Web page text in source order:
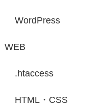
WordPress
WEB
.htaccess
HTML・CSS